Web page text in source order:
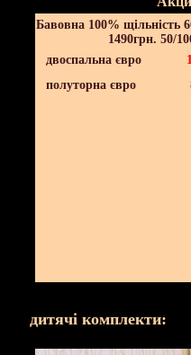
Бавовна 100% щільність
1490грн. 50/
двоспальна євро
полуторна євро
дитячі комплекти: